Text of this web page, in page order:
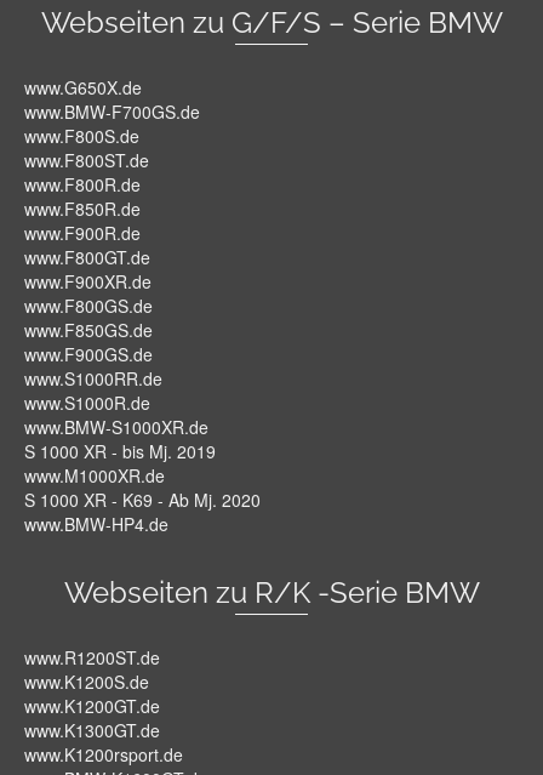
Webseiten zu G/F/S – Serie BMW
www.G650X.de
www.BMW-F700GS.de
www.F800S.de
www.F800ST.de
www.F800R.de
www.F850R.de
www.F900R.de
www.F800GT.de
www.F900XR.de
www.F800GS.de
www.F850GS.de
www.F900GS.de
www.S1000RR.de
www.S1000R.de
www.BMW-S1000XR.de
S 1000 XR - bis Mj. 2019
www.M1000XR.de
S 1000 XR - K69 - Ab Mj. 2020
www.BMW-HP4.de
Webseiten zu R/K -Serie BMW
www.R1200ST.de
www.K1200S.de
www.K1200GT.de
www.K1300GT.de
www.K1200rsport.de